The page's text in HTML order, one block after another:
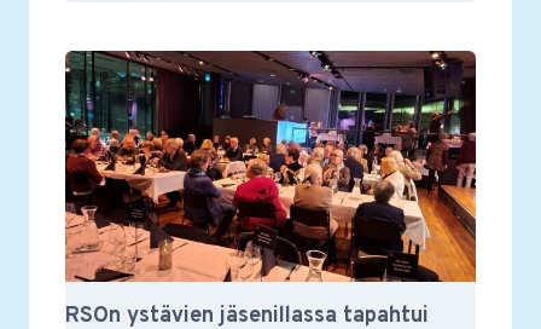
MUSIIKISTA
MUUSTAKIN
RSOn ystävien jäsenillassa tapahtui